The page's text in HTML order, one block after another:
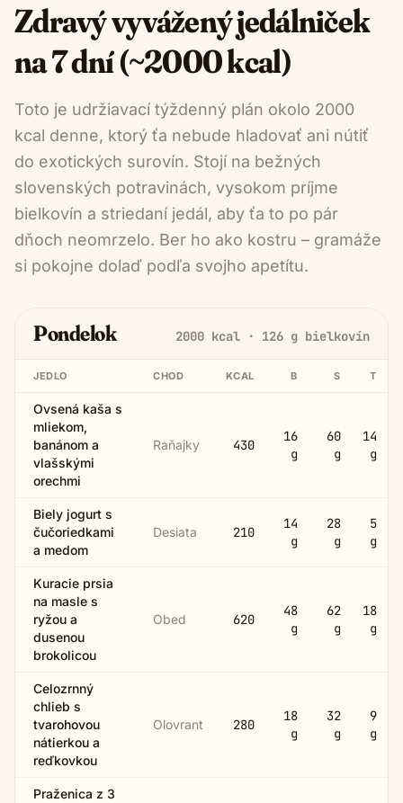
Zdravý vyvážený jedálniček
na 7 dní (~2000 kcal)
Toto je udržiavací týždenný plán okolo 2000
kcal denne, ktorý ťa nebude hladovať ani nútiť
do exotických surovín. Stojí na bežných
slovenských potravinách, vysokom príjme
bielkovín a striedaní jedál, aby ťa to po pár
dňoch neomrzelo. Ber ho ako kostru – gramáže
si pokojne dolaď podľa svojho apetítu.
Pondelok 2000 kcal · 126 g bielkovín
JEDLO CHOD KCAL B S T
Ovsená kaša s
mliekom,
banánom a
vlašskými
orechmi
Raňajky 430
16
g
60
g
14
g
Biely jogurt s
čučoriedkami
a medom
Desiata 210
14
g
28
g
5
g
Kuracie prsia
na masle s
ryžou a
dusenou
brokolicou
Obed 620
48
g
62
g
18
g
Celozrnný
chlieb s
tvarohovou
nátierkou a
reďkovkou
Olovrant 280
18
g
32
g
9
g
Praženica z 3